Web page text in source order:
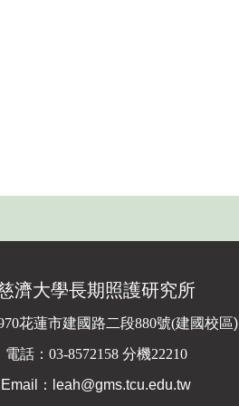
濟大學長期照護研究所
花蓮市建國路二段880號(建國校區)
電話：03-8572158 分機22210
Email：leah@gms.tcu.edu.tw